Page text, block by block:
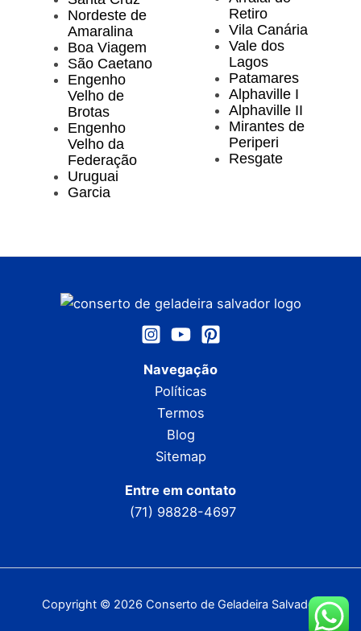
Nordeste de
Amaralina
Boa Viagem
São Caetano
Engenho
Velho de
Brotas
Engenho
Velho da
Federação
Uruguai
Garcia
Retiro
Vila Canária
Vale dos
Lagos
Patamares
Alphaville I
Alphaville II
Mirantes de
Periperi
Resgate
Navegação
Políticas
Termos
Blog
Sitemap
Entre em contato
(71) 98828-4697
Copyright © 2026 Conserto de Geladeira Salvador